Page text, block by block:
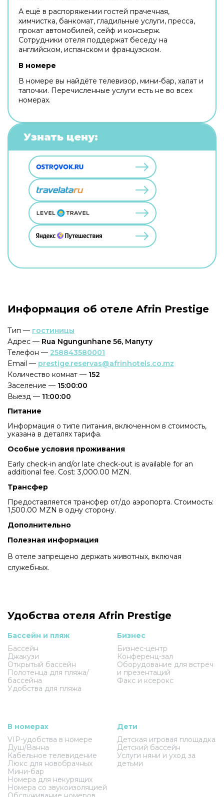
А ещё в распоряжении гостей прачечная,
химчистка, банкомат, гладильные услуги, пресса,
прокат автомобилей, сейф и консьерж.
Сотрудники отеля поддержат беседу на
английском, испанском и французском.
В номере
В номере вы найдёте телевизор, мини-бар, халат и
тапочки. Перечисленные услуги есть не во всех
номерах.
Узнать цену:
Информация об отеле Afrin Prestige
Тип — гостиницы
Адрес — Rua Ngungunhane 56, Мапуту
Телефон — 258843580001
Email — prestige.reservas@afrinhotels.co.mz
Количество комнат — 152
Заселение — 15:00:00
Выезд — 11:00:00
Питание
Информация о типе питания, включенном в стоимость,
указана в деталях тарифа.
Особые условия проживания
Early check-in and/or late check-out is available for an
additional fee. Cost: 3,000.00 MZN.
Трансфер
Предоставляется трансфер от/до аэропорта. Стоимость:
1,500.00 MZN в одну сторону.
Дополнительно
Полезная информация
В отеле запрещено держать животных, включая
служебных.
Удобства отеля Afrin Prestige
Бассейн и пляж
Бассейн
Джакузи
Открытый бассейн
Полотенца для пляжа/
бассейна
Удобства для пляжа
Бизнес
Бизнес-центр
Конференц-зал
Оборудование для встреч
и презентаций
Факс и ксерокс
В номерах
VIP-удобства в номере
Душ/Ванна
Кабельное телевидение
Люкс для новобрачных
Мини-бар
Номера для некурящих
Номера со звукоизоляцией
Дети
Детская игровая площадка
Детский бассейн
Услуги няни и уход за
детьми